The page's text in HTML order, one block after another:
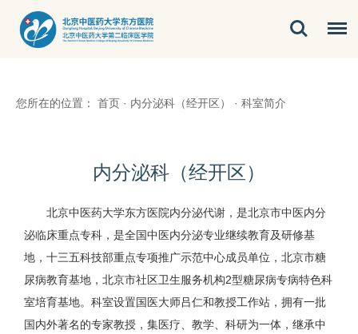
您所在的位置： 首页 · 内分泌科（经开区） · 科室简介
内分泌科（经开区）
北京中医药大学东方医院内分泌代谢，是北京市中医内分
泌临床重点专科，是全国中医内分泌专业继续教育及研修基
地，十三五科技部重点专项推广示范中心成员单位，北京市糖
尿病教育基地，北京市社区卫生服务机构2型糖尿病专病特色科
室培育基地。科室设置国医大师吕仁和教授工作站，拥有一批
国内外著名的专家教授，集医疗、教学、科研为一体，继承中